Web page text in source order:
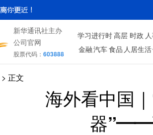
新华通讯社主办
公司官网
股票代码： 603888
学习进行时 高层 时政
金融 汽车 食品 人居生活
> 正文
海外看中国
器”——